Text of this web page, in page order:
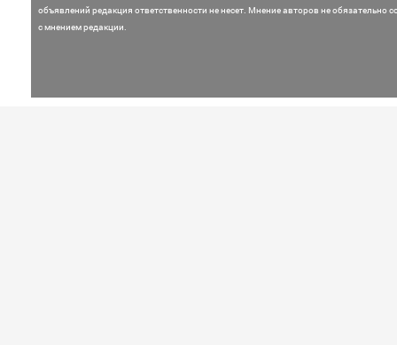
объявлений редакция ответственности не несет. Мнениеавторов не обязательно
с мнением редакции.